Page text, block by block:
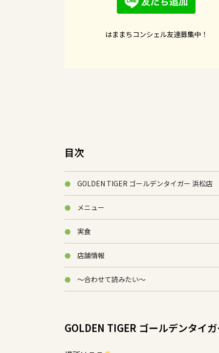
はままちコンシェル友達募集中！
目次
GOLDEN TIGER ゴールデンタイガー 浜松店
メニュー
実食
店舗情報
～合わせて読みたい～
GOLDEN TIGER ゴールデンタイ